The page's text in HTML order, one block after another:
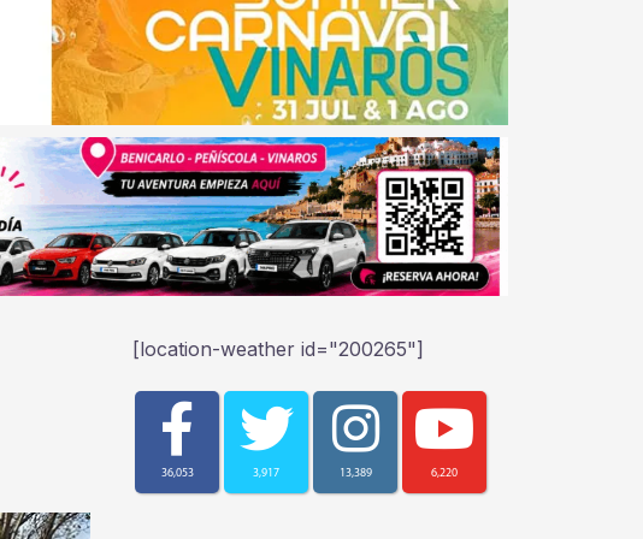
[location-weather id="200265"]
36,053 3,917 13,389 6,220